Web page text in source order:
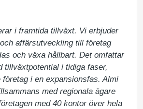
i framtida tillväxt. Vi erbjuder
affärsutveckling till företag
och växa hållbart. Det omfattar
tillväxtpotential i tidiga faser,
företag i en expansionsfas. Almi
med regionala ägare
med 40 kontor över hela